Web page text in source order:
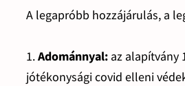
A legapróbb hozzájárulás, a
1.Adománnyal: az alapítvány
jótékonysági covid elleni